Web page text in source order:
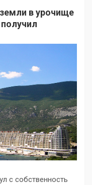
в урочище
с собственность